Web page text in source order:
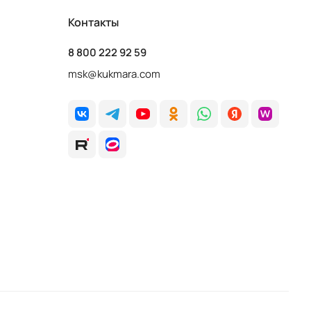
Контакты
8 800 222 92 59
msk@kukmara.com